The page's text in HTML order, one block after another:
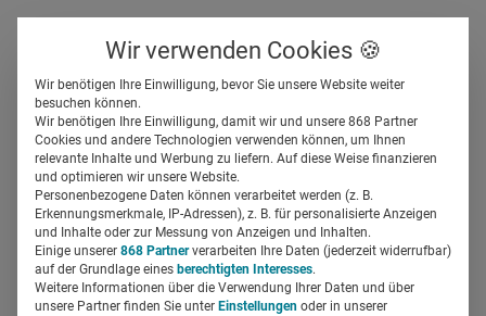
Gespeicherte Beiträge
Suchfeld
Suchen
Diese Podcasts sollten
Pharmamarketer kennen
Miriam Mirza08.04.20202 Min Lesezeit
Wir verwenden Cookies 🍪
Wir benötigen Ihre Einwilligung, bevor Sie unsere Website weiter
besuchen können.
Wir benötigen Ihre Einwilligung, damit wir und unsere 868 Partner
Cookies und andere Technologien verwenden können, um Ihnen
relevante Inhalte und Werbung zu liefern. Auf diese Weise finanzieren
und optimieren wir unsere Website.
Personenbezogene Daten können verarbeitet werden (z. B.
Erkennungsmerkmale, IP-Adressen), z. B. für personalisierte Anzeigen
und Inhalte oder zur Messung von Anzeigen und Inhalten.
Einige unserer 868 Partnerverarbeiten Ihre Daten (jederzeit widerrufbar)
auf der Grundlage eines berechtigten Interesses.
Weitere Informationen über die Verwendung Ihrer Daten und über
unsere Partner finden Sie unter Einstellungen oder in unserer